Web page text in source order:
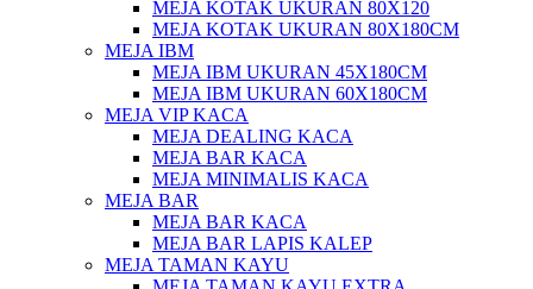
MEJA KOTAK UKURAN 80X120
MEJA KOTAK UKURAN 80X180CM
MEJA IBM
MEJA IBM UKURAN 45X180CM
MEJA IBM UKURAN 60X180CM
MEJA VIP KACA
MEJA DEALING KACA
MEJA BAR KACA
MEJA MINIMALIS KACA
MEJA BAR
MEJA BAR KACA
MEJA BAR LAPIS KALEP
MEJA TAMAN KAYU